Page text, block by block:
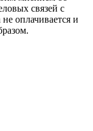
связей с
оплачивается и